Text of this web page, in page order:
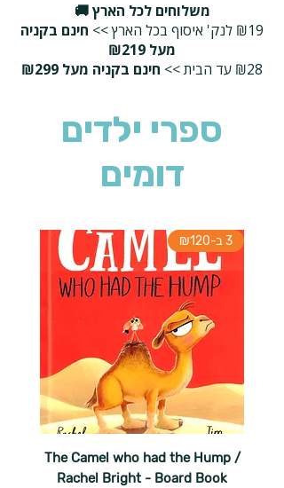
משלוחים לכל הארץ 🚚
₪19 לנק' איסוף בכל הארץ >>
חינם בקניה
מעל ₪219
₪28 עד הבית >>
חינם בקניה מעל ₪299
ספרי ילדים
דומים
3 ב-₪120
The Camel who had the Hump /
Rachel Bright - Board Book